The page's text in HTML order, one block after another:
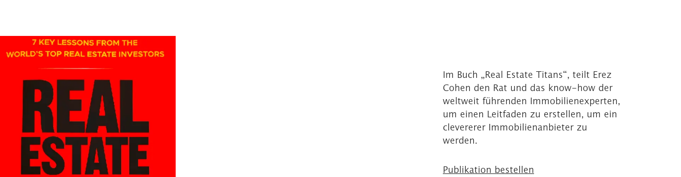
Im Buch „Real Estate Titans“, teilt Erez
Cohen den Rat und das know-how der
weltweit führenden Immobilienexperten,
um einen Leitfaden zu erstellen, um ein
clevererer Immobilienanbieter zu
werden.
Publikation bestellen